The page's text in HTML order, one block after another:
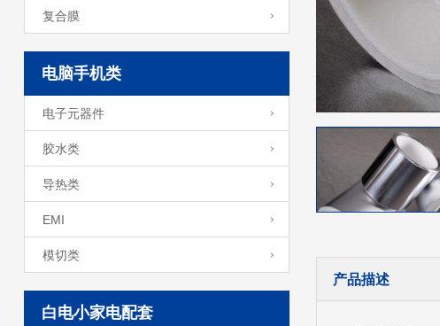
复合膜
电脑手机类
电子元器件
胶水类
导热类
EMI
模切类
白电小家电配套
产品描述